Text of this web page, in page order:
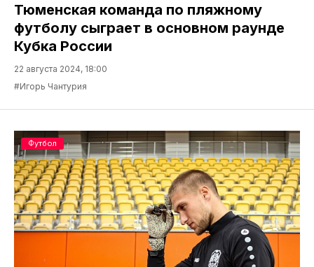
Тюменская команда по пляжному
футболу сыграет в основном раунде
Кубка России
22 августа 2024, 18:00
#Игорь Чантурия
Футбол